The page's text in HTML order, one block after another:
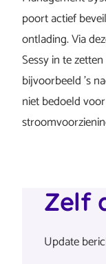
poort actief
ontlading. Via
Sessy in te
bijvoorbeeld ’s
niet bedoeld voor
Zelf
Update